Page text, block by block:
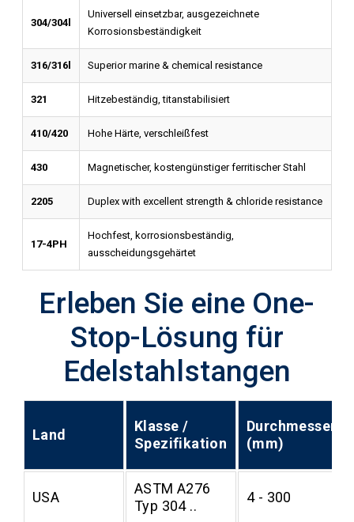
304/304l
Universell einsetzbar, ausgezeichnete
Korrosionsbeständigkeit
316/316l Superior marine & chemical resistance
321 Hitzebeständig, titanstabilisiert
410/420 Hohe Härte, verschleißfest
430 Magnetischer, kostengünstiger ferritischer Stahl
2205 Duplex with excellent strength & chloride resistance
17-4PH
Hochfest, korrosionsbeständig,
ausscheidungsgehärtet
Erleben Sie eine One-
Stop-Lösung für
Edelstahlstangen
Land
Klasse /
Spezifikation
(mm)
USA
ASTM A276
Typ 304 ..
4 - 300